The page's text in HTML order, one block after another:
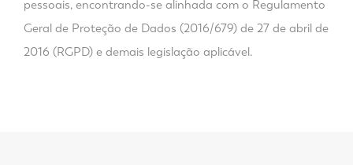
pessoais, encontrando-se alinhada com o Regulamento
Geral de Proteção de Dados (2016/679) de 27 de abril de
2016 (RGPD) e demais legislação aplicável.